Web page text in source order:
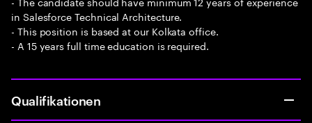
in Salesforce Technical Architecture.
- This position is based at our Kolkata office.
- A 15 years full time education is required.
Qualifikationen